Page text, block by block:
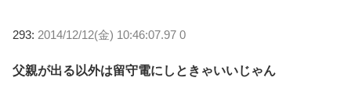
293: 2014/12/12(金) 10:46:07.97 0
父親が出る以外は留守電にしときゃいいじゃん